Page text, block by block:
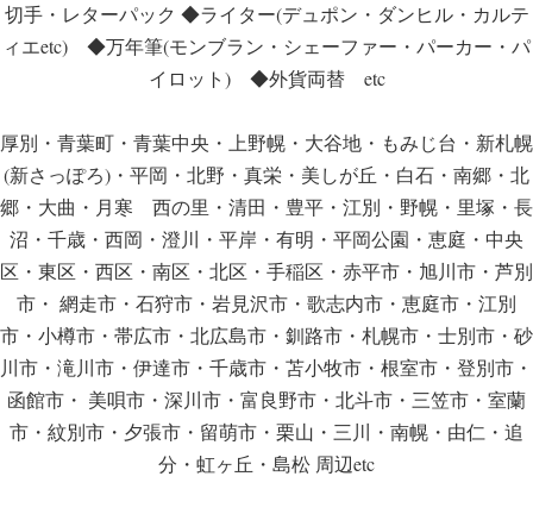
切手・レターパック ◆ライター(デュポン・ダンヒル・カルテ
ィエetc) ◆万年筆(モンブラン・シェーファー・パーカー・パ
イロット) ◆外貨両替 etc
厚別・青葉町・青葉中央・上野幌・大谷地・もみじ台・新札幌
(新さっぽろ)・平岡・北野・真栄・美しが丘・白石・南郷・北
郷・大曲・月寒 西の里・清田・豊平・江別・野幌・里塚・長
沼・千歳・西岡・澄川・平岸・有明・平岡公園・恵庭・中央
区・東区・西区・南区・北区・手稲区・赤平市・旭川市・芦別
市・ 網走市・石狩市・岩見沢市・歌志内市・恵庭市・江別
市・小樽市・帯広市・北広島市・釧路市・札幌市・士別市・砂
川市・滝川市・伊達市・千歳市・苫小牧市・根室市・登別市・
函館市・ 美唄市・深川市・富良野市・北斗市・三笠市・室蘭
市・紋別市・夕張市・留萌市・栗山・三川・南幌・由仁・追
分・虹ヶ丘・島松 周辺etc